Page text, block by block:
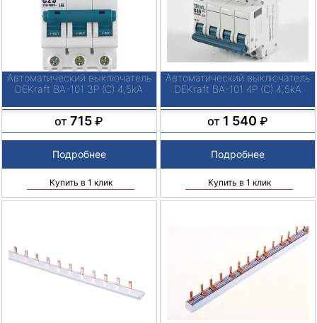
Автоматический выключатель
DEKraft ВА-101 3P (C) 4,5kA
от 715₽
Подробнее
Купить в 1 клик
Автоматический выключатель
DEKraft ВА-101 4P (C) 4,5kA
от 1 540 ₽
Подробнее
Купить в 1 клик